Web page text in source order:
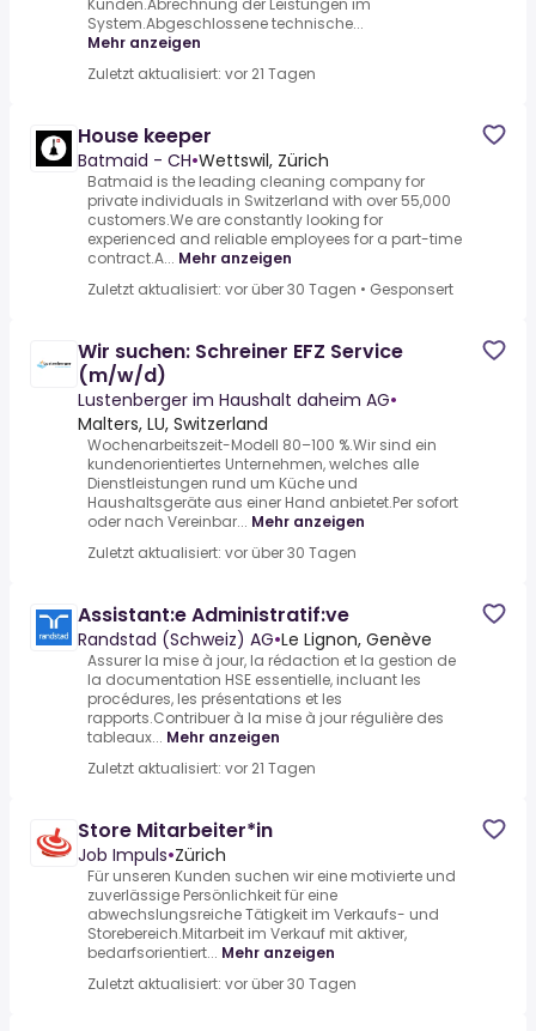
Kunden.Abrechnung der Leistungen im
System.Abgeschlossene technische...
Mehr anzeigen
Zuletzt aktualisiert: vor 21 Tagen
House keeper
Batmaid - CH•Wettswil, Zürich
Batmaid is the leading cleaning company for
private individuals in Switzerland with over 55,000
customers.We are constantly looking for
experienced and reliable employees for a part-time
contract.A... Mehr anzeigen
Zuletzt aktualisiert: vor über 30 Tagen • Gesponsert
Wir suchen: Schreiner EFZ Service
(m/w/d)
Lustenberger im Haushalt daheim AG•
Malters, LU, Switzerland
Wochenarbeitszeit-Modell 80–100 %.Wir sind ein
kundenorientiertes Unternehmen, welches alle
Dienstleistungen rund um Küche und
Haushaltsgeräte aus einer Hand anbietet.Per sofort
oder nach Vereinbar... Mehr anzeigen
Zuletzt aktualisiert: vor über 30 Tagen
Assistant:e Administratif:ve
Randstad (Schweiz) AG•Le Lignon, Genève
Assurer la mise à jour, la rédaction et la gestion de
la documentation HSE essentielle, incluant les
procédures, les présentations et les
rapports.Contribuer à la mise à jour régulière des
tableaux... Mehr anzeigen
Zuletzt aktualisiert: vor 21 Tagen
Store Mitarbeiter*in
Job Impuls•Zürich
Für unseren Kunden suchen wir eine motivierte und
zuverlässige Persönlichkeit für eine
abwechslungsreiche Tätigkeit im Verkaufs- und
Storebereich.Mitarbeit im Verkauf mit aktiver,
bedarfsorientiert... Mehr anzeigen
Zuletzt aktualisiert: vor über 30 Tagen